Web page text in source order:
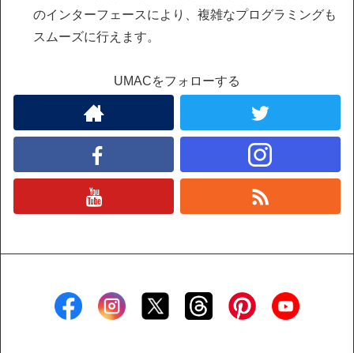
のインターフェースにより、複雑なプログラミングも
スムーズに行えます。
UMACをフォローする